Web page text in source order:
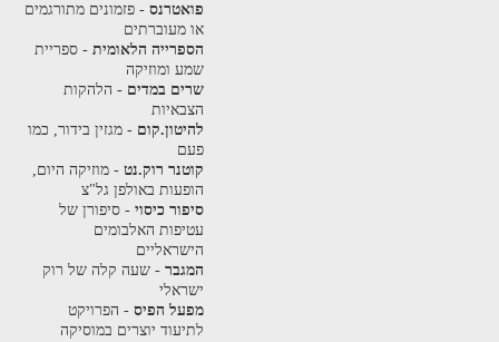
פואטרנס- פזמונים מתורגמים
או מעוברתים
הספרייה הלאומית- ספריית
שמע ומוזיקה
שרים במדים - הלהקות
הצבאיות
להיטון.קום - מגזין בידור, כמו
פעם
קוטנר רוק.נט- מוזיקה היום,
הופעות באולפן גל"צ
סיפור כיסוי- סיפורן של
עטיפות האלבומים
הישראליים
המגבר- שעה קלה של רוק
ישראלי
מפעל הפיס- הפרויקט
לתיעוד יוצרים במוסיקה